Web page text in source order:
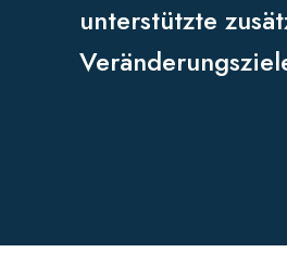
unterstützte